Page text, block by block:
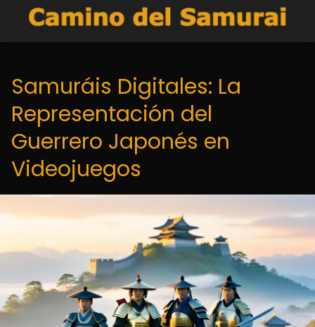
Samuráis Digitales: La
Representación del
Guerrero Japonés en
Videojuegos